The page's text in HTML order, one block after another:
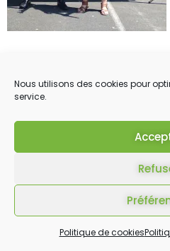
Nous utilisons des cookies pour
service.
Politique de cookies